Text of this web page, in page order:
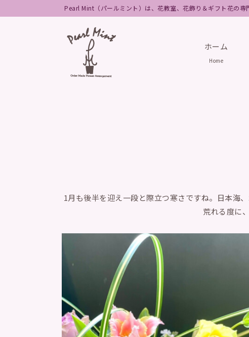
Pearl Mint（パールミント）は、花教室、花飾り＆ギフト花の専
ホーム
Home
1月も後半を迎え一段と際立つ寒さですね。日本海
荒れる度に